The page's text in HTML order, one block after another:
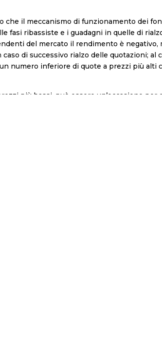
che il meccanismo di funzionamento dei
fasi ribassiste e i guadagni in quelle di
del mercato il rendimento è
di successivo rialzo delle quotazioni; al
numero inferiore di quote a prezzi più alti
più bassi, può essere un’occasione